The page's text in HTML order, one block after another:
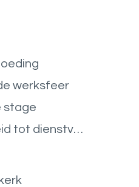
werksfeer
stage
dienstverband